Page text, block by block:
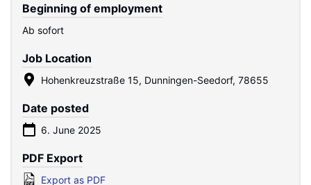
Beginning of employment
Ab sofort
Job Location
Hohenkreuzstraße 15, Dunningen-Seedorf, 78655
Date posted
6. June 2025
PDF Export
Export as PDF